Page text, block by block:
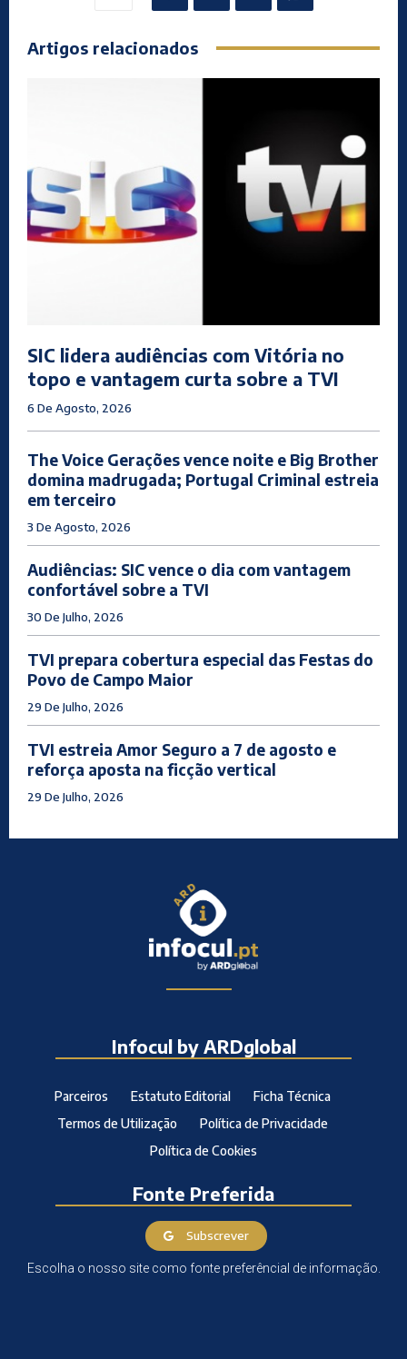
Artigos relacionados
SIC lidera audiências com Vitória no
topo e vantagem curta sobre a TVI
6 De Agosto, 2026
The Voice Gerações vence noite e Big Brother
domina madrugada; Portugal Criminal estreia
em terceiro
3 De Agosto, 2026
Audiências: SIC vence o dia com vantagem
confortável sobre a TVI
30 De Julho, 2026
TVI prepara cobertura especial das Festas do
Povo de Campo Maior
29 De Julho, 2026
TVI estreia Amor Seguro a 7 de agosto e
reforça aposta na ficção vertical
29 De Julho, 2026
Infocul by ARDglobal
Parceiros Estatuto Editorial
Ficha Técnica
Termos de Utilização
Política de Privacidade
Política de Cookies
Fonte Preferida
Subscrever
Escolha o nosso site como fonte preferêncial de informação.